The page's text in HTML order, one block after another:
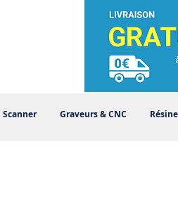
Scanner Graveurs & CNC